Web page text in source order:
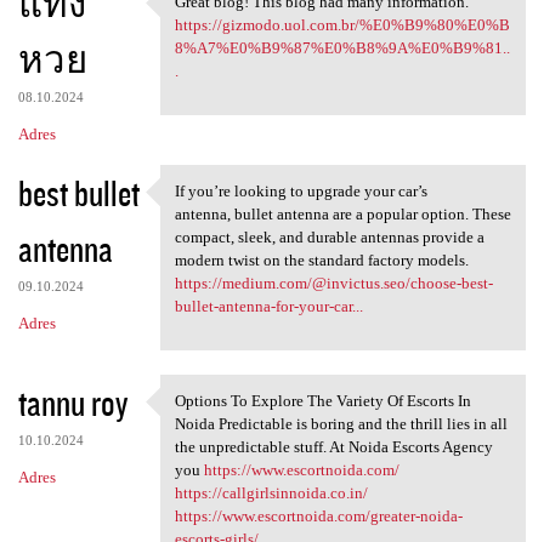
หวย
08.10.2024
Adres
Great blog! This blog had
https://gizmodo.uol.com.br/%E0%B9%80%E0%B
8%A7%E0%B9%87%E0%B8%9A%E0%B9%81..
best bullet
antenna
09.10.2024
Adres
If you’re looking to upgrade
If you’re looking to upgrade your car’s
antenna, bullet antenna are a popular option. These
compact, sleek, and durable antennas provide a
modern twist on the standard factory models.
https://medium.com/@invictus.seo/choose-best-
bullet-antenna-for-your-car...
tannu roy
10.10.2024
Adres
Options To Explore The
Options To Explore The Variety Of Escorts In
Noida Predictable is boring and the thrill lies in all
the unpredictable stuff. At Noida Escorts Agency
you https://www.escortnoida.com/
https://callgirlsinnoida.co.in/
https://www.escortnoida.com/greater-noida-